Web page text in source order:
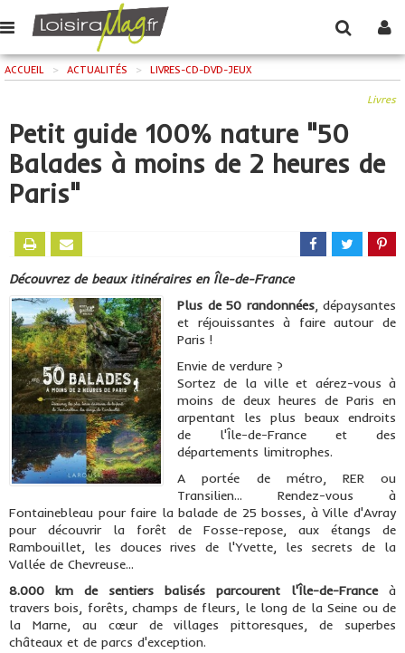
ACCUEIL > ACTUALITÉS > LIVRES-CD-DVD-JEUX
Livres
Petit guide 100% nature "50
Balades à moins de 2 heures de
Paris"
Découvrez de beaux itinéraires en Île-de-France
Plus de 50 randonnées, dépaysantes
et réjouissantes à faire autour de
Paris !
Envie de verdure ?
Sortez de la ville et aérez-vous à
moins de deux heures de Paris en
arpentant les plus beaux endroits
de l'Île-de-France et des
départements limitrophes.
A portée de métro, RER ou
Transilien... Rendez-vous à
Fontainebleau pour faire la balade de 25 bosses, à Ville d'Avray
pour découvrir la forêt de Fosse-repose, aux étangs de
Rambouillet, les douces rives de l'Yvette, les secrets de la
Vallée de Chevreuse...
8.000 km de sentiers balisés parcourent l'Île-de-Franceà
travers bois, forêts, champs de fleurs, le long de la Seine ou de
la Marne, au cœur de villages pittoresques, de superbes
châteaux et de parcs d'exception.